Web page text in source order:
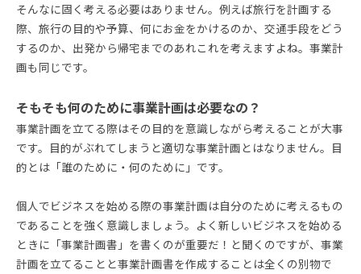
そんなに固く考える必要はありません。例えば旅行を計画する
際、旅行の目的や予算、何にお金をかけるのか、交通手段をどう
するのか、出発から帰宅までのあれこれを考えますよね。事業計
画も同じです。
そもそも何のために事業計画は必要なの？
事業計画を立てる際はその目的を意識しながら考えることが大事
です。目的がぶれてしまうと適切な事業計画とはなりません。目
的とは「誰のために・何のために」です。
個人でビジネスを始める際の事業計画は自分のために考えるもの
であることを強く意識しましょう。よく新しいビジネスを始める
ときに「事業計画書」を書くのが重要だ！と聞くのですが、事業
計画を立てることと事業計画書を作成することは全くの別物で